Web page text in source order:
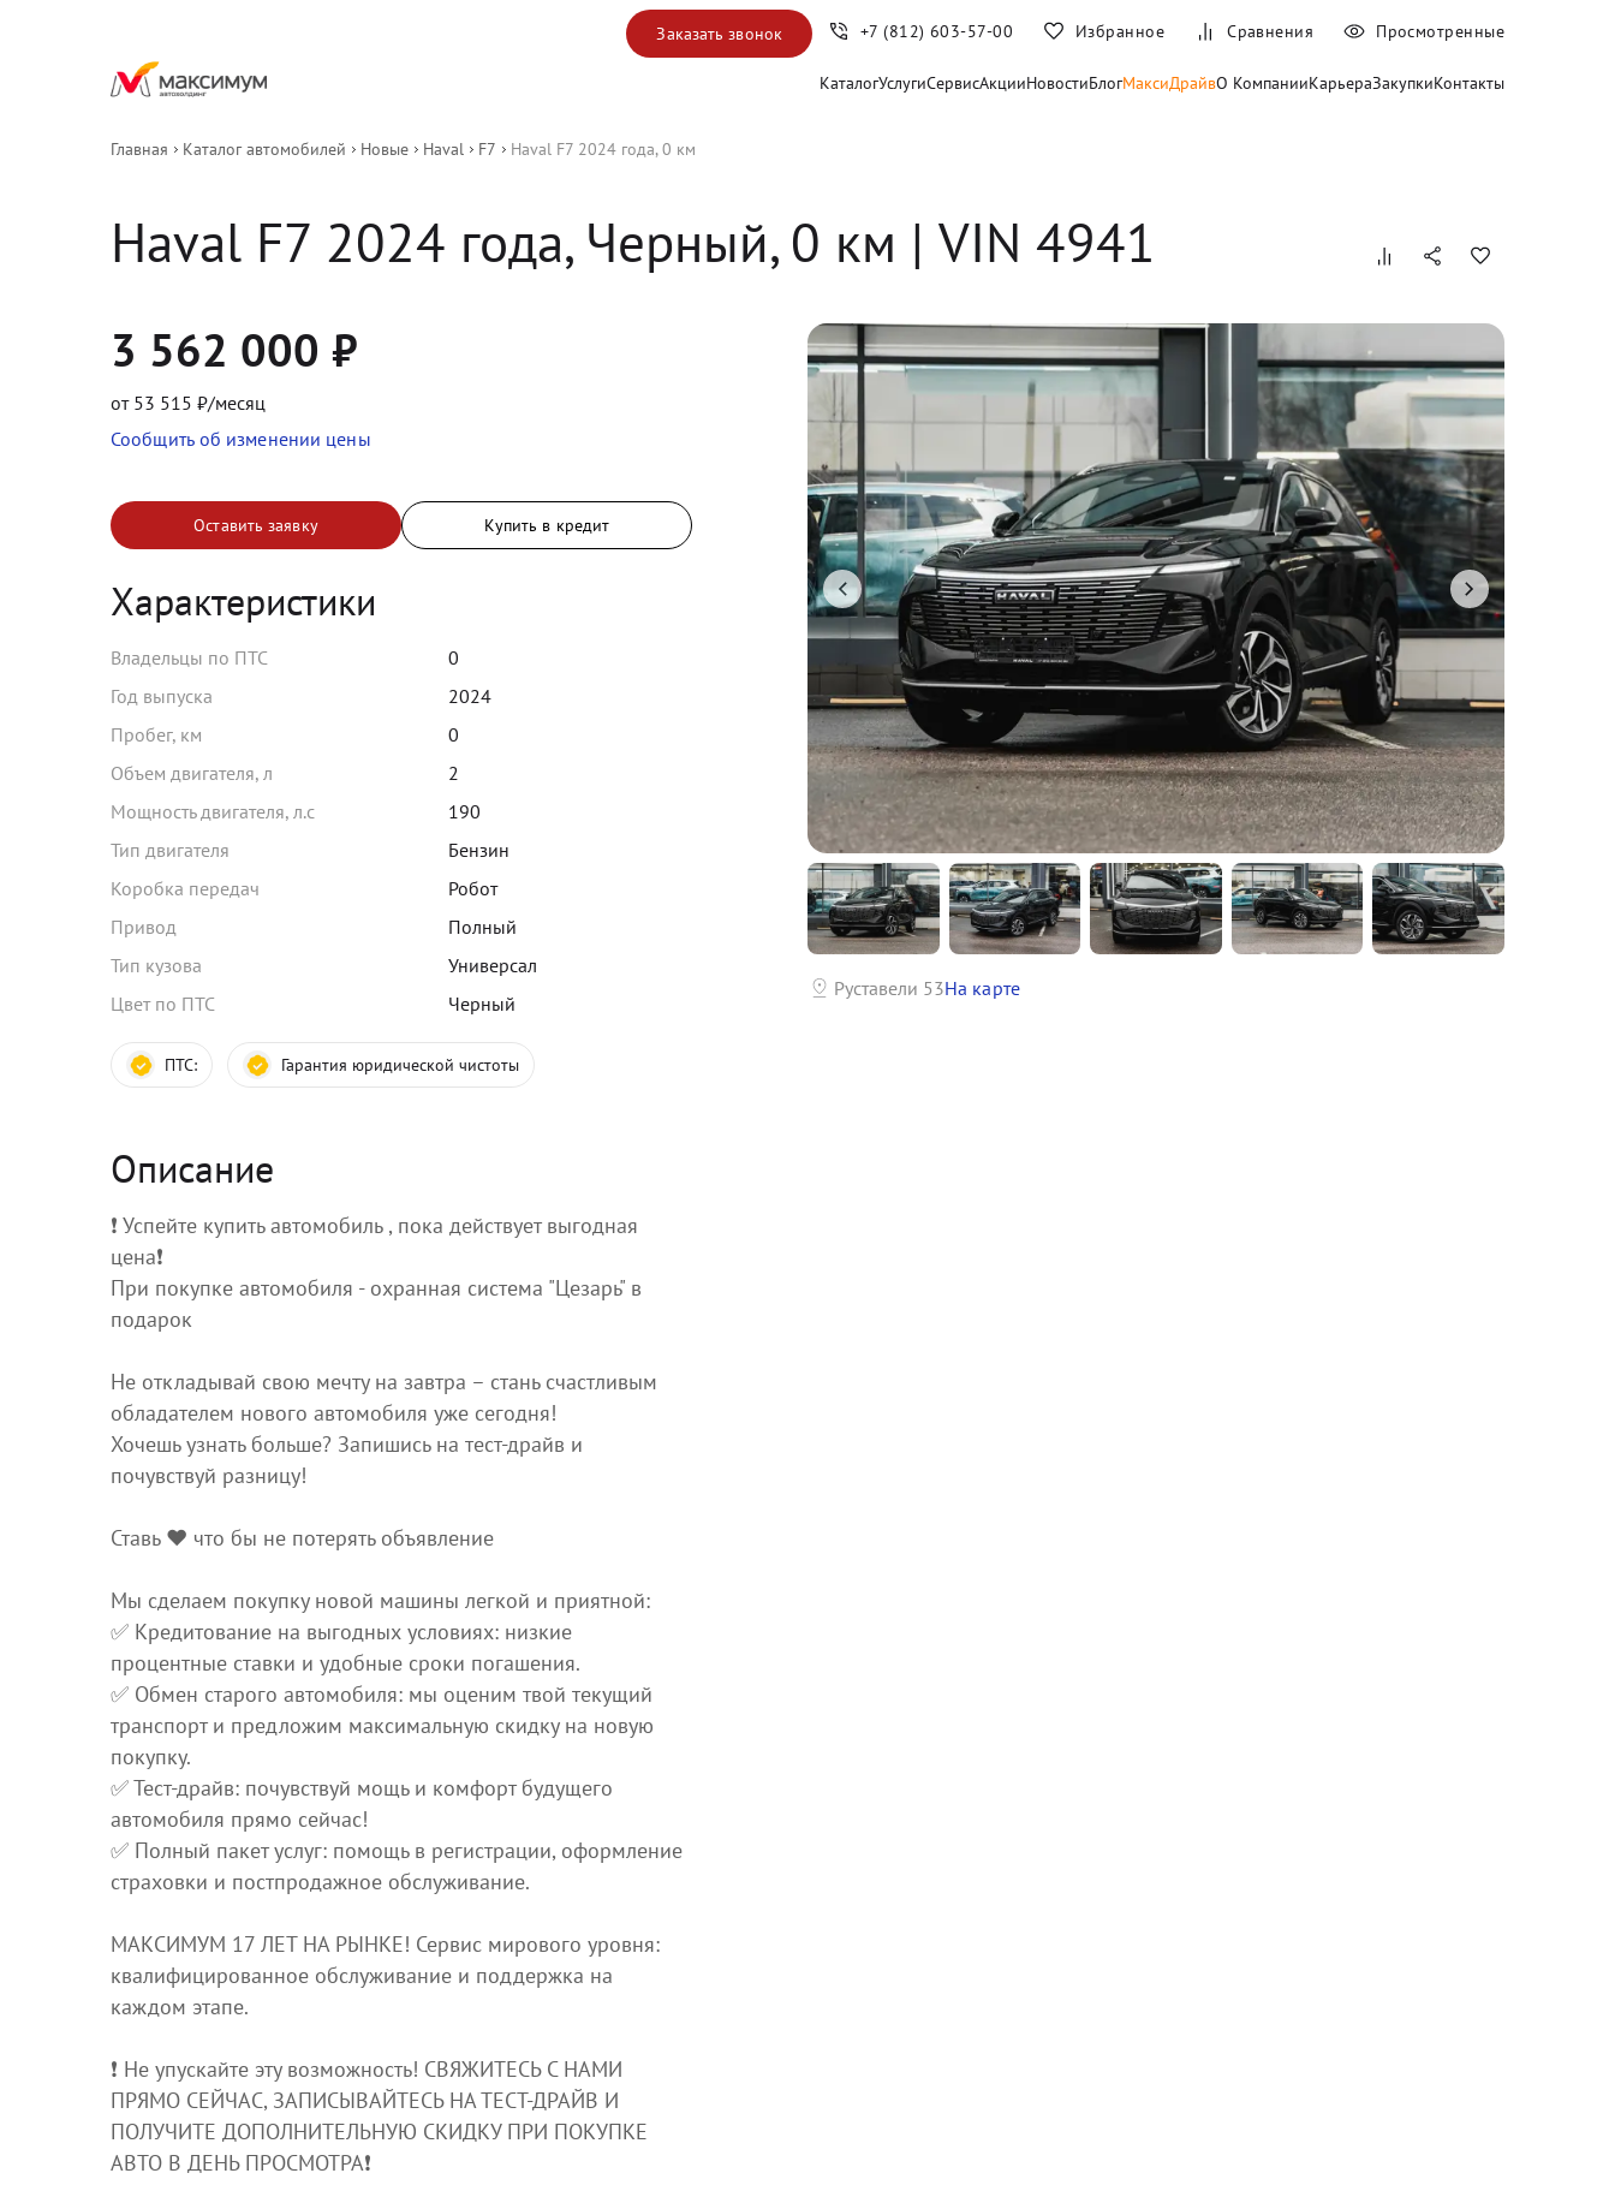
КаталогУслугиСервисАкцииНовостиБлогМаксиДрайвО КомпанииКарьераЗакупкиКонтакты
Заказать звонок +7 (812) 603-57-00 Избранное Сравнения Просмотренные
Главная Каталог автомобилей Новые Haval F7 Haval F7 2024 года, 0 км
Haval F7 2024 года, Черный, 0 км | VIN 4941
3 562 000 ₽
от 53 515 ₽/месяц
Сообщить об изменении цены
Оставить заявку Купить в кредит
Характеристики
Владельцы по ПТС
0
Год выпуска
2024
Пробег, км
0
Объем двигателя, л
2
Мощность двигателя, л.с
190
Тип двигателя
Бензин
Коробка передач
Робот
Привод
Полный
Тип кузова
Универсал
Цвет по ПТС
Черный
ПТС: Гарантия юридической чистоты
Описание
❗️ Успейте купить автомобиль , пока действует выгодная
цена❗️
При покупке автомобиля - охранная система "Цезарь" в
подарок
Не откладывай свою мечту на завтра – стань счастливым
обладателем нового автомобиля уже сегодня!
Хочешь узнать больше? Запишись на тест-драйв и
почувствуй разницу!
Ставь ❤️ что бы не потерять объявление
Мы сделаем покупку новой машины легкой и приятной:
✅ Кредитование на выгодных условиях: низкие
процентные ставки и удобные сроки погашения.
✅ Обмен старого автомобиля: мы оценим твой текущий
транспорт и предложим максимальную скидку на новую
покупку.
✅ Тест-драйв: почувствуй мощь и комфорт будущего
автомобиля прямо сейчас!
✅ Полный пакет услуг: помощь в регистрации, оформление
страховки и постпродажное обслуживание.
МАКСИМУМ 17 ЛЕТ НА РЫНКЕ! Сервис мирового уровня:
квалифицированное обслуживание и поддержка на
каждом этапе.
❗️ Не упускайте эту возможность! СВЯЖИТЕСЬ С НАМИ
ПРЯМО СЕЙЧАС, ЗАПИСЫВАЙТЕСЬ НА ТЕСТ-ДРАЙВ И
ПОЛУЧИТЕ ДОПОЛНИТЕЛЬНУЮ СКИДКУ ПРИ ПОКУПКЕ
АВТО В ДЕНЬ ПРОСМОТРА❗️
Руставели 53На карте